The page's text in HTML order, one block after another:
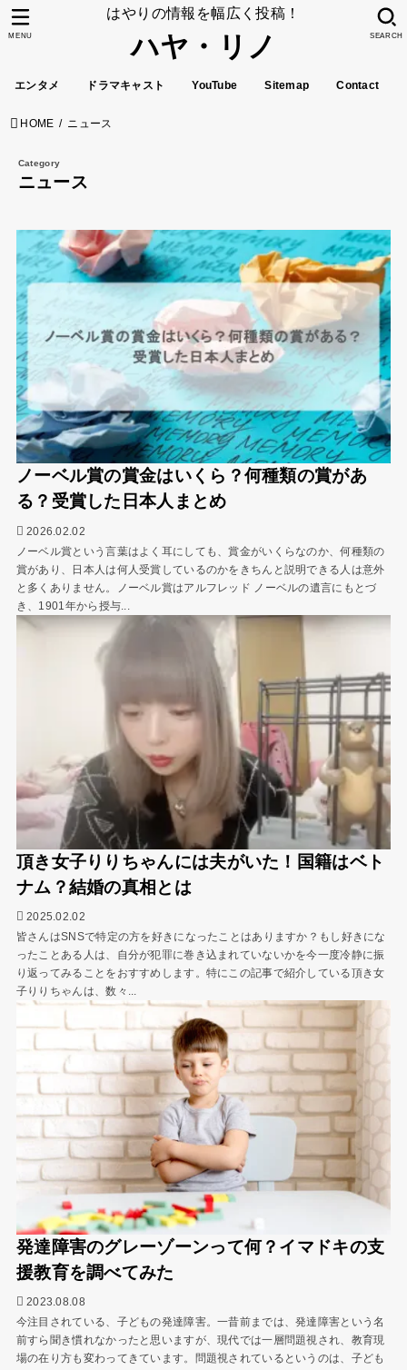
はやりの情報を幅広く投稿！
ハヤ・リノ
エンタメ ドラマキャスト YouTube Sitemap Contact
SEARCH
MENU
HOME ニュース
ニュース
ノーベル賞の賞金はいくら？何種類の賞があ
る？受賞した日本人まとめ
2026.02.02
ノーベル賞という言葉はよく耳にしても、賞金がいくらなのか、何種類の
賞があり、日本人は何人受賞しているのかをきちんと説明できる人は意外
と多くありません。ノーベル賞はアルフレッド ノーベルの遺言にもとづ
き、1901年から授与...
頂き女子りりちゃんには夫がいた！国籍はベト
ナム？結婚の真相とは
2025.02.02
皆さんはSNSで特定の方を好きになったことはありますか？もし好きにな
ったことある人は、自分が犯罪に巻き込まれていないかを今一度冷静に振
り返ってみることをおすすめします。特にこの記事で紹介している頂き女
子りりちゃんは、数々...
発達障害のグレーゾーンって何？イマドキの支
援教育を調べてみた
2023.08.08
今注目されている、子どもの発達障害。一昔前までは、発達障害という名
前すら聞き慣れなかったと思いますが、現代では一層問題視され、教育現
場の在り方も変わってきています。問題視されているというのは、子ども